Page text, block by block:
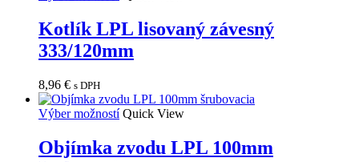
Kotlík LPL lisovaný závesný
333/120mm
8,96 € s DPH
Výber možností Quick View
Objímka zvodu LPL 100mm